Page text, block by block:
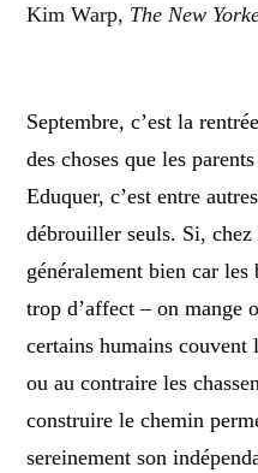
Kim Warp, The New
Septembre, c’est la
des choses que les
Eduquer, c’est entre
débrouiller seuls. Si, chez
généralement bien car les
trop d’affect – on mange
certains humains couvent
ou au contraire les
construire le chemin
sereinement son